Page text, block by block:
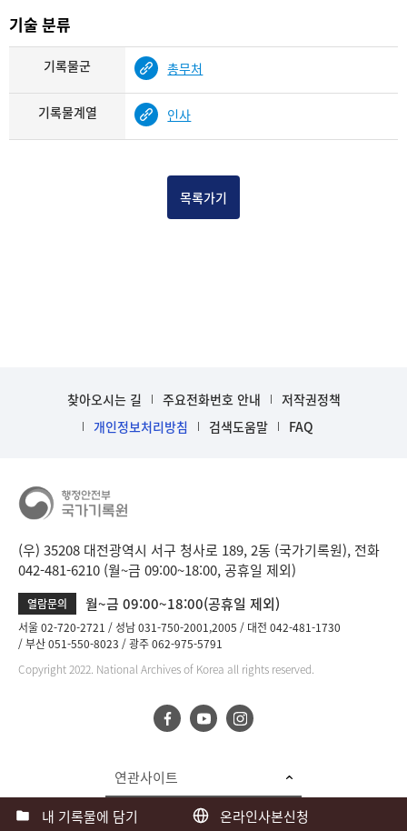
기술 분류
기록물군 총무처
기록물계열 인사
목록가기
내 기록물에 담기 온라인사본신청
찾아오시는 길 주요전화번호 안내
저작권정책
개인정보처리방침
검색도움말 FAQ
(우) 35208 대전광역시 서구 청사로 189, 2동 (국가기록원), 전화
042-481-6210 (월~금 09:00~18:00, 공휴일 제외)
열람문의 월~금 09:00~18:00(공휴일 제외)
서울 02-720-2721 성남 031-750-2001,2005
대전 042-481-1730
부산 051-550-8023
광주 062-975-5791
Copyright 2022. National Archives of Korea all rights reserved.
연관사이트